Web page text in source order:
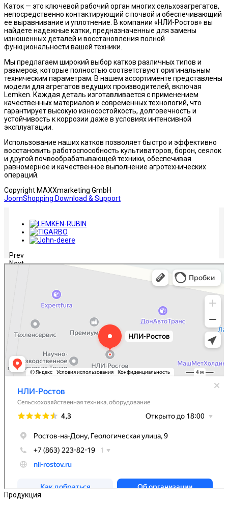
Каток — это ключевой рабочий орган многих сельхозагрегатов,
непосредственно контактирующий с почвой и обеспечивающий
ее выравнивание и уплотнение. В компании «НЛИ-Ростов» вы
найдете надежные катки, предназначенные для замены
изношенных деталей и восстановления полной
функциональности вашей техники.
Мы предлагаем широкий выбор катков различных типов и
размеров, которые полностью соответствуют оригинальным
техническим параметрам. В нашем ассортименте представлены
модели для агрегатов ведущих производителей, включая
Lemken. Каждая деталь изготавливается с применением
качественных материалов и современных технологий, что
гарантирует высокую износостойкость, долговечность и
устойчивость к коррозии даже в условиях интенсивной
эксплуатации.
Использование наших катков позволяет быстро и эффективно
восстановить работоспособность культиваторов, борон, сеялок
и другой почвообрабатывающей техники, обеспечивая
равномерное и качественное выполнение агротехнических
операций.
Copyright MAXXmarketing GmbH
JoomShopping Download & Support
Prev
Next
НЛИ-Ростов
Сельскохозяйственная техника, оборудование в Ростове‑на‑Дону
Продукция